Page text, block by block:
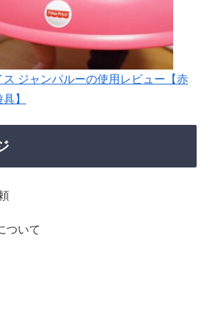
ジャンパルーの使用レビュー【赤
】
ついて